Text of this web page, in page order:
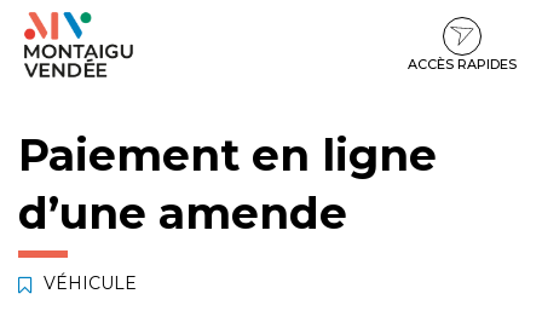
Gestion des traceurs
Aller
Aller
contenu
Aller
pied
ACCÈS RAPIDES
Paiement en ligne
d’une amende
VÉHICULE